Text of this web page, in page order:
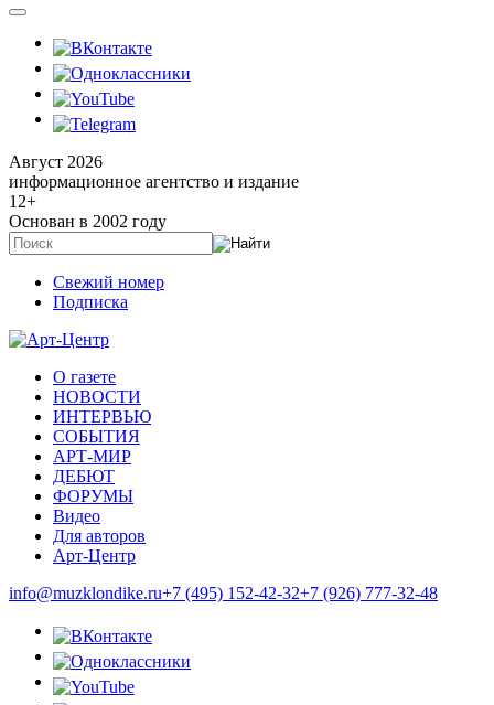
Август 2026
информационное агентство и издание
12+
Основан в 2002 году
Свежий номер
Подписка
О газете
НОВОСТИ
ИНТЕРВЬЮ
СОБЫТИЯ
АРТ-МИР
ДЕБЮТ
ФОРУМЫ
Видео
Для авторов
Арт-Центр
info@muzklondike.ru+7 (495) 152-42-32+7 (926) 777-32-48